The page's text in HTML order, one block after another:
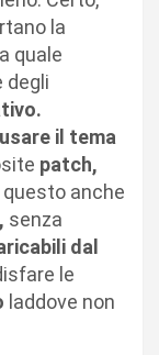
la
quale
degli
usare il tema
patch,
anche
senza
dal
le
laddove non